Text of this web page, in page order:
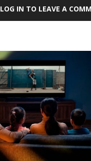
LOG IN TO LEAVE A